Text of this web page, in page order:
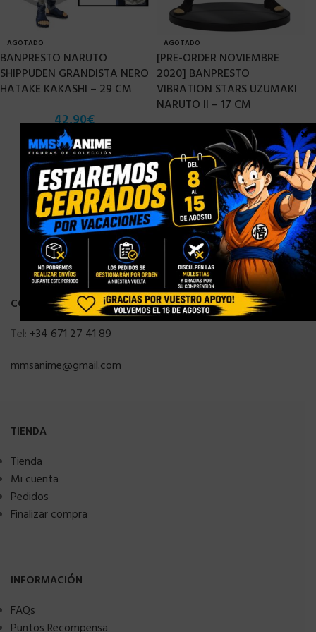
AGOTADO
BANPRESTO NARUTO
SHIPPUDEN GRANDISTA NERO
HATAKE KAKASHI – 29 CM
42,90€
AGOTADO
[PRE-ORDER NOVIEMBRE
2020] BANPRESTO
VIBRATION STARS UZUMAKI
NARUTO II – 17 CM
29,71€
CONTACTO
Tel: +34 671 27 41 89
mmsanime@gmail.com
TIENDA
Tienda
Mi cuenta
Pedidos
Finalizar compra
INFORMACIÓN
FAQs
×